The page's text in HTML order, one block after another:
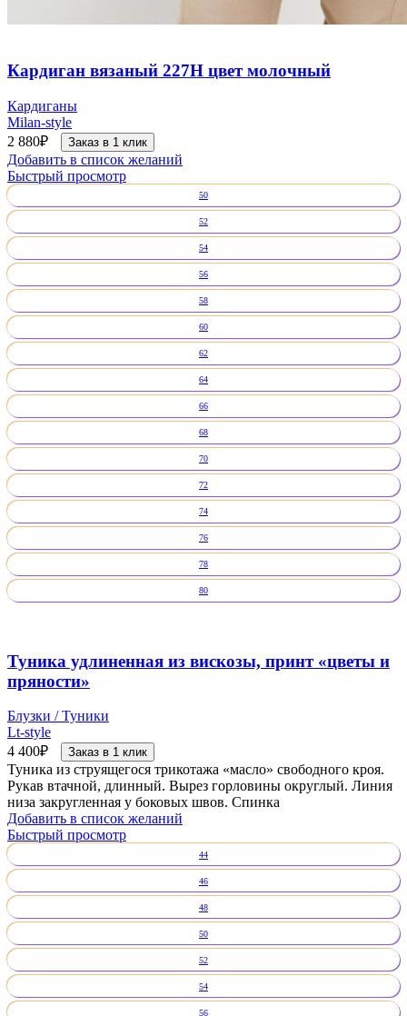
Кардиган вязаный 227Н цвет молочный
Кардиганы
Milan-style
2 880₽ Заказ в 1 клик
Добавить в список желаний
Быстрый просмотр
50
52
54
56
58
60
62
64
66
68
70
72
74
76
78
80
Туника удлиненная из вискозы, принт «цветы и
пряности»
Блузки / Туники
Lt-style
4 400₽ Заказ в 1 клик
Туника из струящегося трикотажа «масло» свободного кроя.
Рукав втачной, длинный. Вырез горловины округлый. Линия
низа закругленная у боковых швов. Спинка
Добавить в список желаний
Быстрый просмотр
44
46
48
50
52
54
56